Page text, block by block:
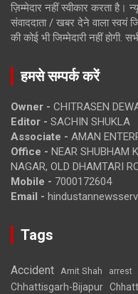
ज़िम्मेदार नहीं स्वीकार करता है।
संवाददाता / खबर देने वाला स्वयं
की कोई भी जिम्मेदारी नहीं होगी.
हमसे सम्पर्क करें
Owner - CHITRASEN
Editor - SACHIN SHUKLA
Associate - AMAN
Office - NEAR SHUBHAM
NAGAR, OLD DHAMTARI
Mobile - 7000172604
Email -
Tags
Accident Amit Shah arrest
Chhattisgarh-Bijapur